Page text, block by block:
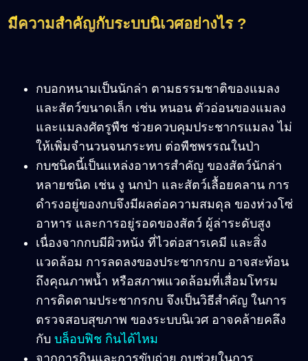
มีความสำคัญกับระบบนิเวศอย่างไร ?
กบอกหนามเป็นนักล่า ตามธรรมชาติของแมลง
และสัตว์ขนาดเล็ก เช่น หนอน ตัวอ่อนของแมลง
และแมลงศัตรูพืช ช่วยควบคุมประชากรแมลง ไม่
ให้เพิ่มจำนวนจนกระทบ ต่อพืชพรรณในป่า
กบชนิดนี้เป็นแหล่งอาหารสำคัญ ของสัตว์นักล่า
หลายชนิด เช่น งู นกป่า และสัตว์เลื้อยคลาน การ
ดำรงอยู่ของกบจึงมีผลต่อความสมดุล ของห่วงโซ่
อาหาร และการอยู่รอดของสัตว์ ผู้ล่าระดับสูง
เนื่องจากกบมีผิวหนัง ที่ไวต่อสารเคมี และสิ่ง
แวดล้อม การลดลงของประชากรกบ อาจสะท้อน
ถึงคุณภาพน้ำ หรือสภาพแวดล้อมที่เสื่อมโทรม
การติดตามประชากรกบ จึงเป็นวิธีสำคัญ ในการ
ตรวจสอบสุขภาพ ของระบบนิเวศ อาจคล้ายคลึง
กับ บล็อบฟิช กินได้ไหม
จากการกินและการขับถ่าย กบช่วยในการ